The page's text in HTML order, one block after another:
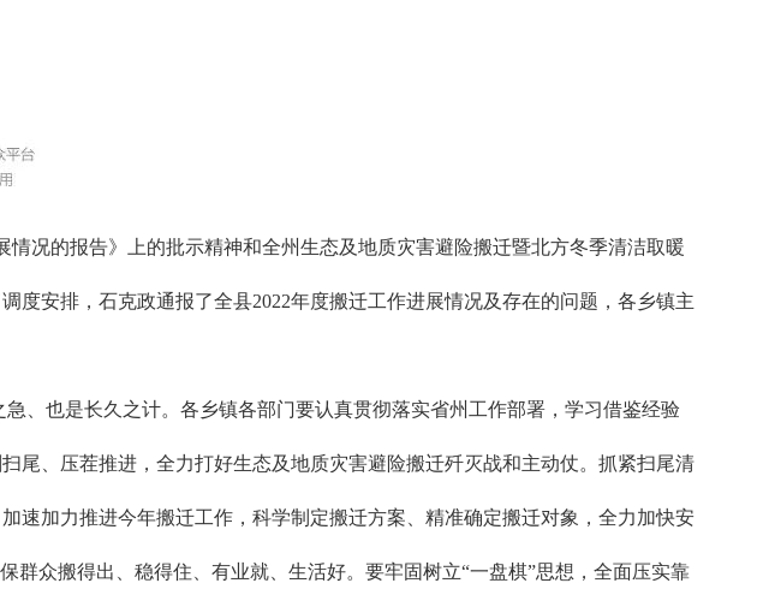
况的报告》上的批示精神和全州生态及地质灾害避险搬迁暨北方冬季清洁取暖
安排，石克政通报了全县2022年度搬迁工作进展情况及存在的问题，各乡镇主
、也是长久之计。各乡镇各部门要认真贯彻落实省州工作部署，学习借鉴经验
尾、压茬推进，全力打好生态及地质灾害避险搬迁歼灭战和主动仗。抓紧扫尾清
速加力推进今年搬迁工作，科学制定搬迁方案、精准确定搬迁对象，全力加快安
众搬得出、稳得住、有业就、生活好。要牢固树立“一盘棋”思想，全面压实靠